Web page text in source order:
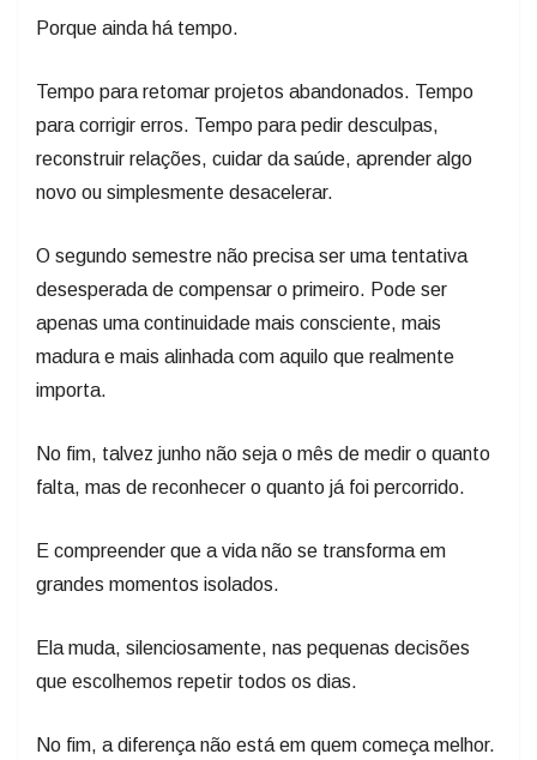
Porque ainda há tempo.
Tempo para retomar projetos abandonados. Tempo
para corrigir erros. Tempo para pedir desculpas,
reconstruir relações, cuidar da saúde, aprender algo
novo ou simplesmente desacelerar.
O segundo semestre não precisa ser uma tentativa
desesperada de compensar o primeiro. Pode ser
apenas uma continuidade mais consciente, mais
madura e mais alinhada com aquilo que realmente
importa.
No fim, talvez junho não seja o mês de medir o quanto
falta, mas de reconhecer o quanto já foi percorrido.
E compreender que a vida não se transforma em
grandes momentos isolados.
Ela muda, silenciosamente, nas pequenas decisões
que escolhemos repetir todos os dias.
No fim, a diferença não está em quem começa melhor.